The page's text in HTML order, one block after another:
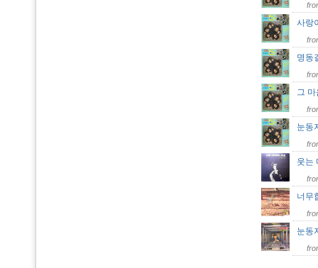
사랑
명
그
눈
웃는
너
눈